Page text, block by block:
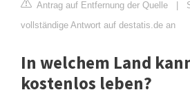
Antrag auf Entfernung der Quelle |
vollständige Antwort auf destatis.de an
In welchem Land
kostenlos leben?